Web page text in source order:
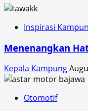
Inspirasi
Menenangkan
Kepala Kampung
Otomotif